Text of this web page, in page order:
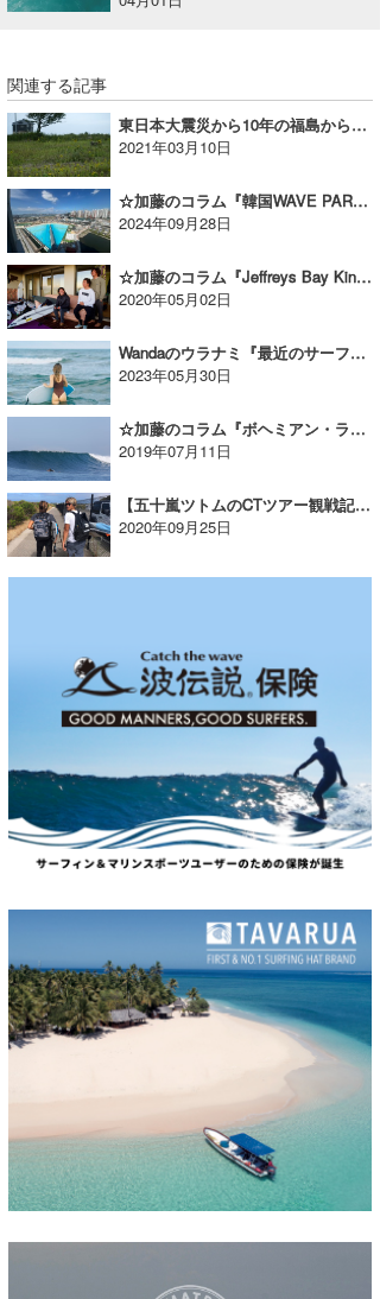
関連する記事
東日本大震災から10年の福島からのメッセージ
2021年03月10日
☆加藤のコラム『韓国WAVE PARKリポートVol.1』
2024年09月28日
☆加藤のコラム『Jeffreys Bay Kinchan tour Vol.4』
2020年05月02日
Wandaのウラナミ『最近のサーフィン事情：人気の高まりと課題』
2023年05月30日
☆加藤のコラム『ボヘミアン・ラプソディー イン スンバ Vol.2』
2019年07月11日
【五十嵐ツトムのCTツアー観戦記】最新のカリフォルニア・ローワーズ・セッション編｜MONEY CLIP VOL.11
2020年09月25日
ハンマー
まっきー
三輪予報士
小川予報士
上田純子
上條将美
唐澤予報士
SancheZ
ゴン
米山予報士
banpaku
Mr.K
chappy
Romisea